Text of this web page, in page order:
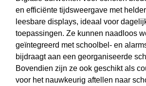
en efficiënte tijdsweergave met
leesbare displays, ideaal voor
toepassingen. Ze kunnen naadloos
geïntegreerd met schoolbel- en
bijdraagt aan een georganiseerde
Bovendien zijn ze ook geschikt als
voor het nauwkeurig aftellen naar